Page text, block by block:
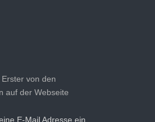
von den
auf der Webseite
E-Mail Adresse ein